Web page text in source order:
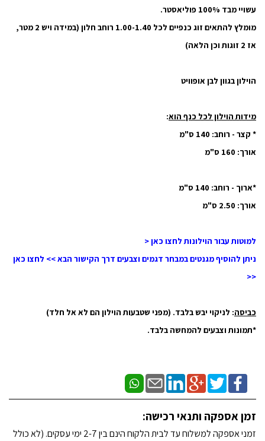
עשויי מבד 100% פוליאסטר.
מומלץ להתאים זוג כנפיים לכל 1.00-1.40 רוחב חלון (במידה ויש 2 מטר,
אז 2 זוגות וכן הלאה)
הוילון בגוון לבן אופוויט
מידות הוילון לכל כנף הוא:
* קצר - רוחב: 140 ס"מ
אורך: 160 ס"מ
*ארוך - רוחב: 140 ס"מ
אורך: 2.50 ס"מ
למוטות עבור הוילונות לחצו כאן <
ניתן להוסיף מגנטים במבחר דגמים וצבעים דרך הקישור הבא >> לחצו כאן
<<
כביסה: לניקוי יבש בלבד. (מפני שטבעות הוילון הם לא אל חלד)
*תמונות וצבעים להמחשה בלבד.
זמן אספקה ותנאי רכישה:
זמני אספקה למשלוח עד לבית הלקוח הינם בין 2-7 ימי עסקים. (לא כולל